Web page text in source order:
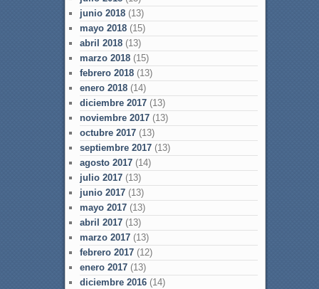
junio 2018(13)
mayo 2018(15)
abril 2018(13)
marzo 2018(15)
febrero 2018(13)
enero 2018(14)
diciembre 2017(13)
noviembre 2017(13)
octubre 2017(13)
septiembre 2017(13)
agosto 2017(14)
julio 2017(13)
junio 2017(13)
mayo 2017(13)
abril 2017(13)
marzo 2017(13)
febrero 2017(12)
enero 2017(13)
diciembre 2016(14)